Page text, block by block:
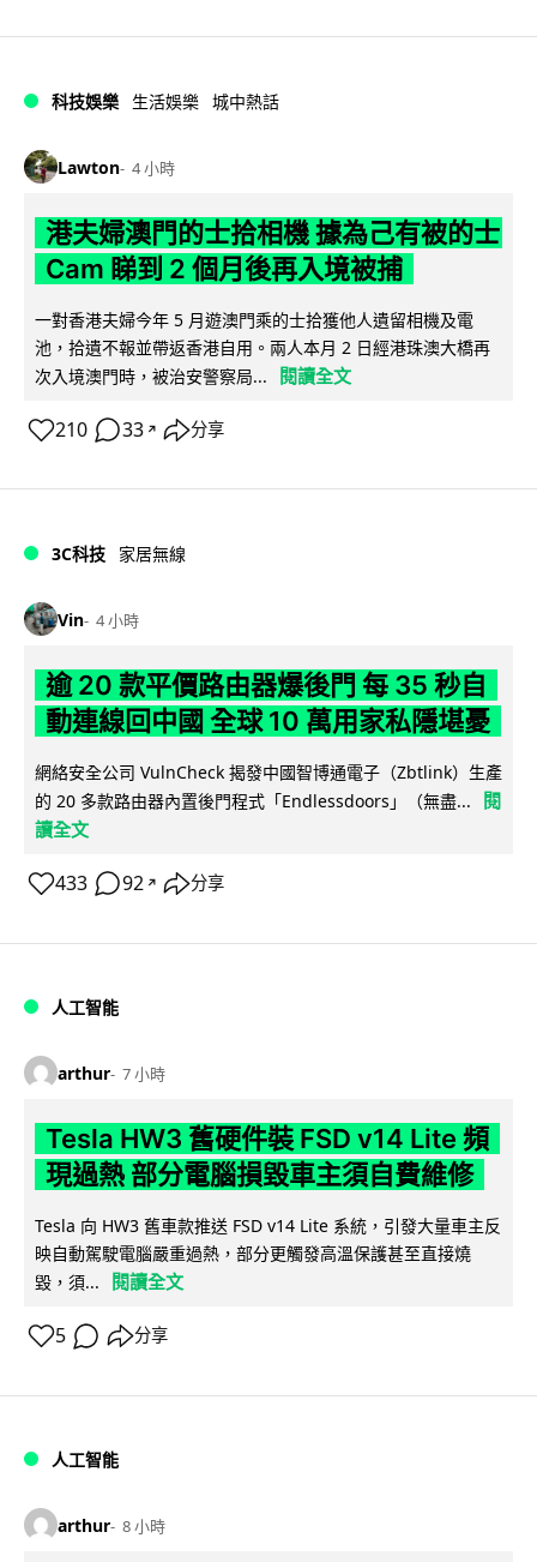
科技娛樂 生活娛樂 城中熱話
Lawton 4 小時
港夫婦澳門的士拾相機 據為己有被的士
Cam 睇到 2 個月後再入境被捕
一對香港夫婦今年 5 月遊澳門乘的士拾獲他人遺留相機及電
池，拾遺不報並帶返香港自用。兩人本月 2 日經港珠澳大橋再
次入境澳門時，被治安警察局...
閱讀全文
210 33 ↗ 分享
3C科技 家居無線
Vin 4 小時
逾 20 款平價路由器爆後門 每 35 秒自
動連線回中國 全球 10 萬用家私隱堪憂
網絡安全公司 VulnCheck 揭發中國智博通電子（Zbtlink）生產
的 20 多款路由器內置後門程式「Endlessdoors」（無盡...
閱
讀全文
433 92 ↗ 分享
人工智能
arthur 7 小時
Tesla HW3 舊硬件裝 FSD v14 Lite 頻
現過熱 部分電腦損毀車主須自費維修
Tesla 向 HW3 舊車款推送 FSD v14 Lite 系統，引發大量車主反
映自動駕駛電腦嚴重過熱，部分更觸發高溫保護甚至直接燒
毀，須...
閱讀全文
5 分享
人工智能
arthur 8 小時